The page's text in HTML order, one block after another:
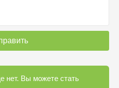
нет. Вы можете стать